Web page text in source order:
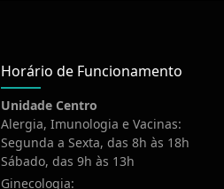
Horário de Funcionamento
Unidade Centro
Alergia, Imunologia e Vacinas:
Segunda a Sexta, das 8h às 18h
Sábado, das 9h às 13h
Ginecologia: